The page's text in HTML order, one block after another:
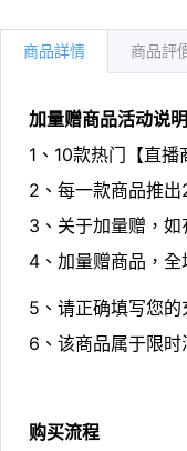
商品詳情 商品評
加量赠商品活动说明
1、10款热门【直
2、每一款商品推
3、关于加量赠，
4、加量赠商品，
5、请正确填写您
6、该商品属于限
购买流程